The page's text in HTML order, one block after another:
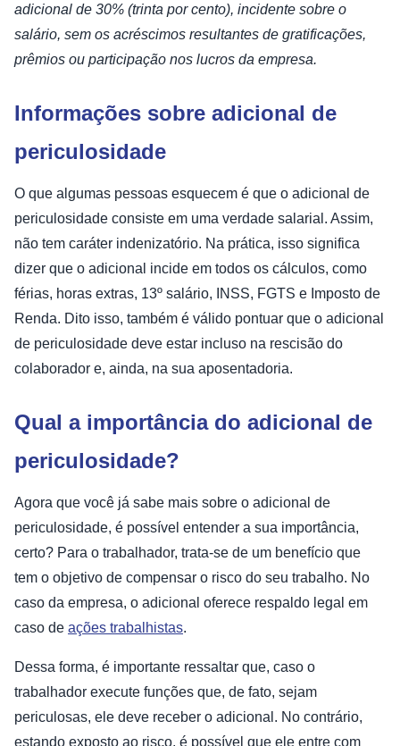
adicional de 30% (trinta por cento), incidente sobre o
salário, sem os acréscimos resultantes de gratificações,
prêmios ou participação nos lucros da empresa.
Informações sobre adicional de
periculosidade
O que algumas pessoas esquecem é que o adicional de
periculosidade consiste em uma verdade salarial. Assim,
não tem caráter indenizatório. Na prática, isso significa
dizer que o adicional incide em todos os cálculos, como
férias, horas extras, 13º salário, INSS, FGTS e Imposto de
Renda. Dito isso, também é válido pontuar que o adicional
de periculosidade deve estar incluso na rescisão do
colaborador e, ainda, na sua aposentadoria.
Qual a importância do adicional de
periculosidade?
Agora que você já sabe mais sobre o adicional de
periculosidade, é possível entender a sua importância,
certo? Para o trabalhador, trata-se de um benefício que
tem o objetivo de compensar o risco do seu trabalho. No
caso da empresa, o adicional oferece respaldo legal em
caso de ações trabalhistas.
Dessa forma, é importante ressaltar que, caso o
trabalhador execute funções que, de fato, sejam
periculosas, ele deve receber o adicional. No contrário,
estando exposto ao risco, é possível que ele entre com